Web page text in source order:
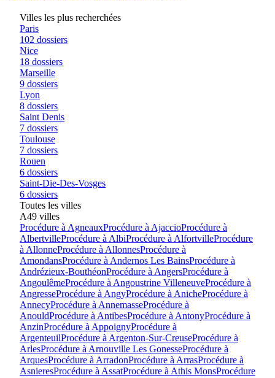
Villes les plus recherchées
Paris
102 dossiers
Nice
18 dossiers
Marseille
9 dossiers
Lyon
8 dossiers
Saint Denis
7 dossiers
Toulouse
7 dossiers
Rouen
6 dossiers
Saint-Die-Des-Vosges
6 dossiers
Toutes les villes
A49 villes
Procédure à AgneauxProcédure à AjaccioProcédure à
AlbertvilleProcédure à AlbiProcédure à AlfortvilleProcédure
à AllonneProcédure à AllonnesProcédure à
AmondansProcédure à Andernos Les BainsProcédure à
Andrézieux-BouthéonProcédure à AngersProcédure à
AngoulêmeProcédure à Angoustrine VilleneuveProcédure à
AngresseProcédure à AngyProcédure à AnicheProcédure à
AnnecyProcédure à AnnemasseProcédure à
AnouldProcédure à AntibesProcédure à AntonyProcédure à
AnzinProcédure à AppoignyProcédure à
ArgenteuilProcédure à Argenton-Sur-CreuseProcédure à
ArlesProcédure à Arnouville Les GonesseProcédure à
ArquesProcédure à ArradonProcédure à ArrasProcédure à
AsnieresProcédure à AssatProcédure à Athis MonsProcédure